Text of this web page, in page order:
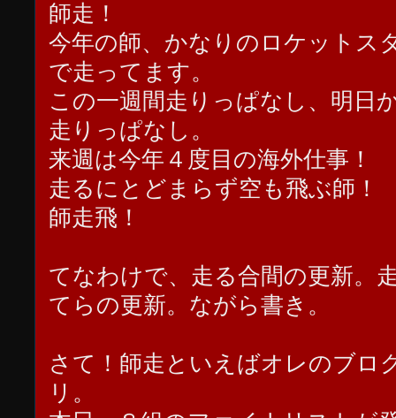
師走！
今年の師、かなりのロケットス
で走ってます。
この一週間走りっぱなし、明日
走りっぱなし。
来週は今年４度目の海外仕事！
走るにとどまらず空も飛ぶ師！
師走飛！
てなわけで、走る合間の更新。
てらの更新。ながら書き。
さて！師走といえばオレのブロ
リ。